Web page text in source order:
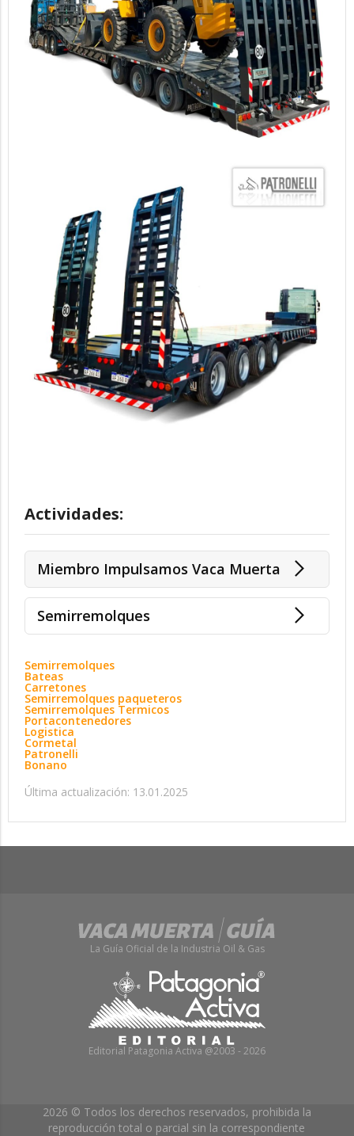
Actividades:
Miembro Impulsamos Vaca Muerta
Semirremolques
Semirremolques
Bateas
Carretones
Semirremolques paqueteros
Semirremolques Termicos
Portacontenedores
Logistica
Cormetal
Patronelli
Bonano
Última actualización: 13.01.2025
La Guía Oficial de la Industria Oil & Gas
Editorial Patagonia Activa @2003 - 2026
2026 © Todos los derechos reservados, prohibida la
reproducción total o parcial sin la correspondiente